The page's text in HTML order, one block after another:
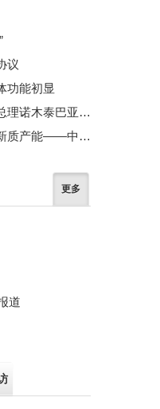
议
功能初显
中铝集团董事长段向东与蒙古国副总理诺木泰巴亚尔举行会谈
锻造无愧时代无愧使命的世界一流新质产能——中国有色金属工业的战略应对与破局之道（二）
更多
道